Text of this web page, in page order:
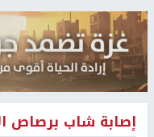
إصابة شاب برصاص